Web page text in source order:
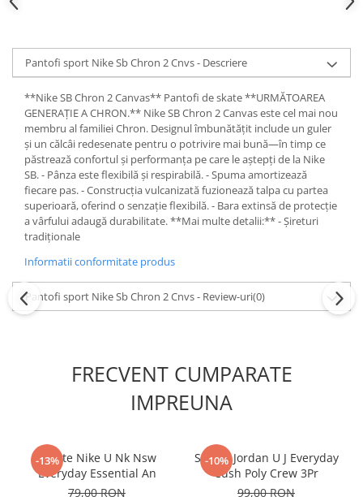
Pantofi sport Nike Sb Chron 2 Cnvs - Descriere
**Nike SB Chron 2 Canvas** Pantofi de skate **URMĂTOAREA
GENERAȚIE A CHRON.** Nike SB Chron 2 Canvas este cel mai nou
membru al familiei Chron. Designul îmbunătățit include un guler
și un călcâi redesenate pentru o potrivire mai bună—în timp ce
păstrează confortul și performanța pe care le aștepți de la Nike
SB. - Pânza este flexibilă și respirabilă. - Spuma amortizează
fiecare pas. - Construcția vulcanizată fuzionează talpa cu partea
superioară, oferind o senzație flexibilă. - Bara extinsă de protecție
a vârfului adaugă durabilitate. **Mai multe detalii:** - Șireturi
tradiționale
Informatii conformitate produs
Pantofi sport Nike Sb Chron 2 Cnvs - Review-uri(0)
FRECVENT CUMPARATE
IMPREUNA
-13%
Sosete Nike U Nk Nsw
Everyday Essential An
79,00 RON
-10%
Sosete Jordan U J Everyday
Cush Poly Crew 3Pr
99,00 RON